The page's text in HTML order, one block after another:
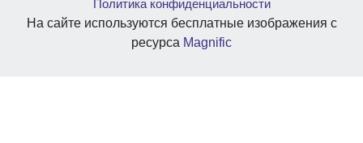
Политика конфиденциальности
На сайте используются бесплатные изображения с
ресурса Magnific